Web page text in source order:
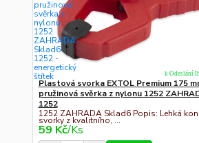
Plastová svorka EXTOL Premium 175
pružinová svěrka z nylonu 1252
1252
1252 ZAHRADA Sklad6 Popis: Lehká
svorky z kvalitního, ...
59 Kč/Ks
k Odeslání